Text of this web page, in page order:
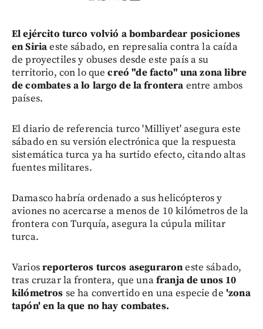
El ejército turco volvió a bombardear posiciones
en Siriaeste sábado, en represalia contra la caída
de proyectiles y obuses desde este país a su
territorio, con lo que creó "de facto" una zona libre
de combates a lo largo de la frontera entre ambos
países.
El diario de referencia turco 'Milliyet' asegura este
sábado en su versión electrónica que la respuesta
sistemática turca ya ha surtido efecto, citando altas
fuentes militares.
Damasco habría ordenado a sus helicópteros y
aviones no acercarse a menos de 10 kilómetros de la
frontera con Turquía, asegura la cúpula militar
turca.
Variosreporteros turcos aseguraroneste sábado,
tras cruzar la frontera, que unafranja de unos 10
kilómetros se ha convertido en una especie de 'zona
tapón' en la que no hay combates.